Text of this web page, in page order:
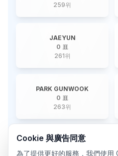
259위
JAEYUN
0 표
261위
PARK GUNWOOK
0 표
263위
JOOBIN
0 표
Cookie 與廣告同意
為了提供更好的服務，我們使